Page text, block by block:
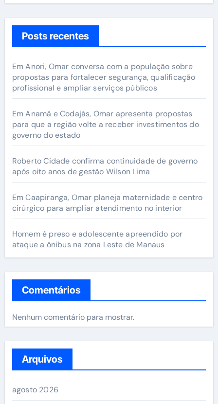
Posts recentes
Em Anori, Omar conversa com a população sobre
propostas para fortalecer segurança, qualificação
profissional e ampliar serviços públicos
Em Anamã e Codajás, Omar apresenta propostas
para que a região volte a receber investimentos do
governo do estado
Roberto Cidade confirma continuidade de governo
após oito anos de gestão Wilson Lima
Em Caapiranga, Omar planeja maternidade e centro
cirúrgico para ampliar atendimento no interior
Homem é preso e adolescente apreendido por
ataque a ônibus na zona Leste de Manaus
Comentários
Nenhum comentário para mostrar.
Arquivos
agosto 2026